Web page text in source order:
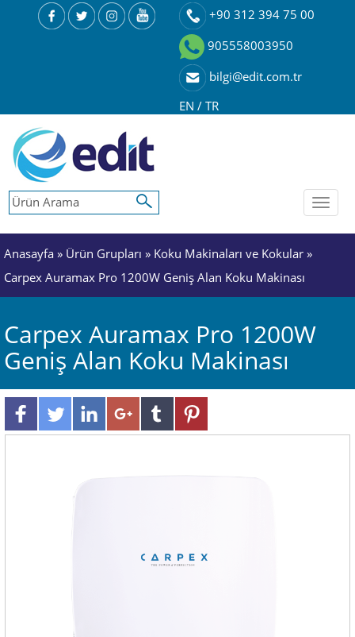
+90 312 394 75 00
905558003950
bilgi@edit.com.tr
EN / TR
Toggle
Anasayfa » Ürün Grupları » Koku Makinaları ve Kokular »
Carpex Auramax Pro 1200W Geniş Alan Koku Makinası
Carpex Auramax Pro 1200W
Geniş Alan Koku Makinası